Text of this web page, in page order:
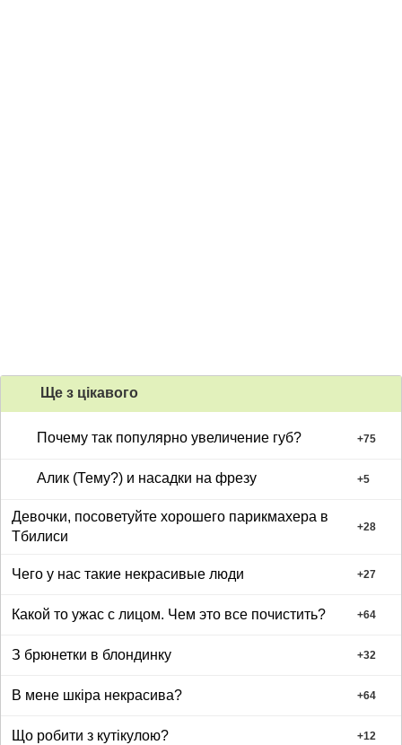
Ще з цiкавого
Почему так популярно увеличение губ? +75
Алик (Тему?) и насадки на фрезу +5
Девочки, посоветуйте хорошего парикмахера в
Тбилиси
+28
Чего у нас такие некрасивые люди +27
Какой то ужас с лицом. Чем это все почистить? +64
З брюнетки в блондинку +32
В мене шкіра некрасива? +64
Що робити з кутікулою? +12